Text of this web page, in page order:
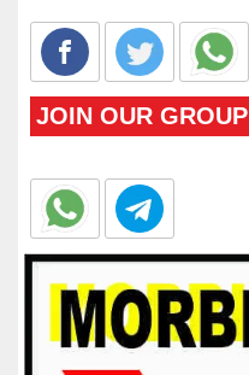
JOIN OUR GROUP